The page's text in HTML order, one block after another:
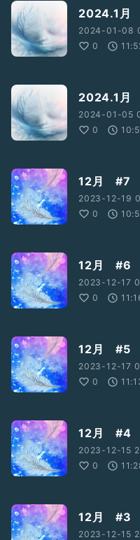
2024.1
2024-01-08
0
2024.1月
2024-01-05
0
12月 #7
2023-12-19
0
12月 #6
2023-12-17
0
12月 #5
2023-12-17
0
12月 #4
2023-12-15
0
12月 #3
2023-12-15